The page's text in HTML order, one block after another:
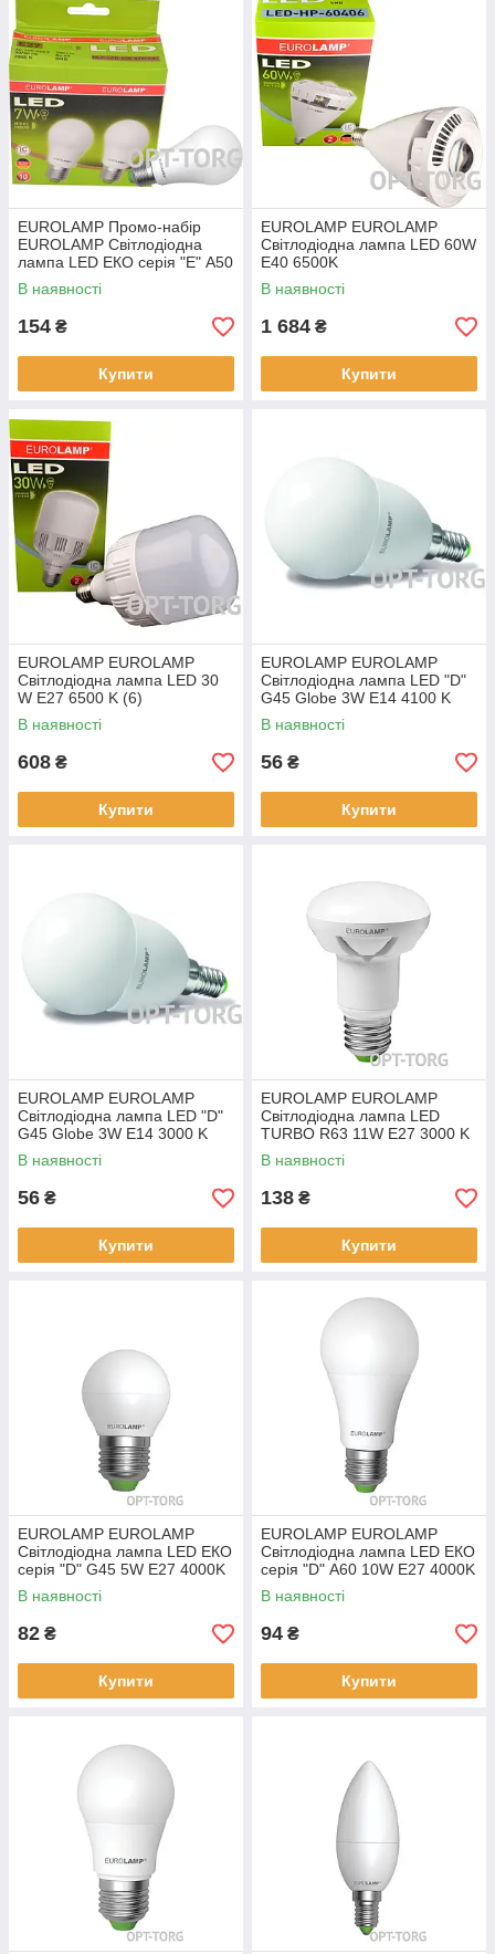
EUROLAMP Промо-набір
EUROLAMP Світлодіодна
лампа LED ЕКО серія "Е" A50
7W E27 3000K акція 1+1 (25)
В наявності
154 ₴
Купити
EUROLAMP EUROLAMP
Світлодіодна лампа LED 60W
E40 6500K
В наявності
1 684 ₴
Купити
EUROLAMP EUROLAMP
Світлодіодна лампа LED 30
W E27 6500 K (6)
В наявності
608 ₴
Купити
EUROLAMP EUROLAMP
Світлодіодна лампа LED "D"
G45 Globe 3W E14 4100 K
(100)
В наявності
56 ₴
Купити
EUROLAMP EUROLAMP
Світлодіодна лампа LED "D"
G45 Globe 3W E14 3000 K
(100)
В наявності
56 ₴
Купити
EUROLAMP EUROLAMP
Світлодіодна лампа LED
TURBO R63 11W E27 3000 K
В наявності
138 ₴
Купити
EUROLAMP EUROLAMP
Світлодіодна лампа LED ЕКО
серія "D" G45 5W E27 4000K
В наявності
82 ₴
Купити
EUROLAMP EUROLAMP
Світлодіодна лампа LED ЕКО
серія "D" А60 10W E27 4000K
В наявності
94 ₴
Купити